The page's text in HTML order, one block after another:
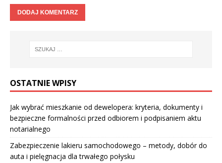
OSTATNIE WPISY
Jak wybrać mieszkanie od dewelopera: kryteria, dokumenty i
bezpieczne formalności przed odbiorem i podpisaniem aktu
notarialnego
Zabezpieczenie lakieru samochodowego – metody, dobór do
auta i pielęgnacja dla trwałego połysku